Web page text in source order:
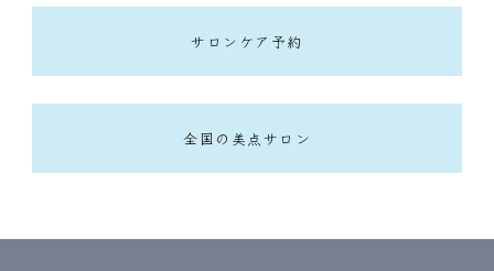
サロンケア予約
全国の美点サロン